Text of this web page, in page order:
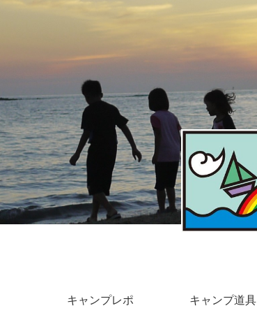
キャンプレポ キャンプ道具